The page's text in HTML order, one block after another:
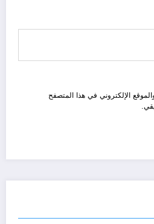
الإلكتروني في هذا المتصفح